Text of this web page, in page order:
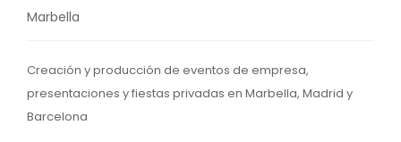
Marbella
Creación y producción de eventos de empresa,
presentaciones y fiestas privadas en Marbella, Madrid y
Barcelona